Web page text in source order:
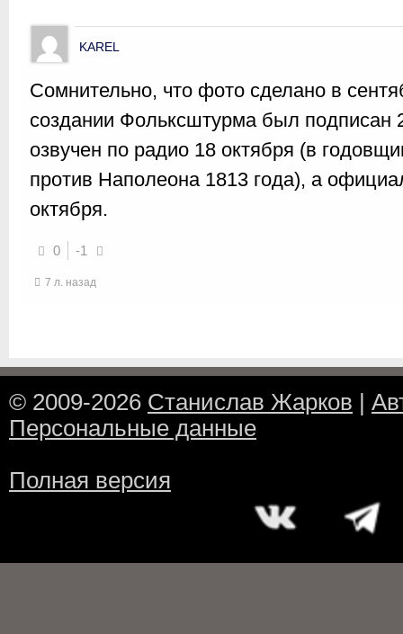
KAREL
Сомнительно, что фото сделано в
создании Фольксштурма был подписан
озвучен по радио 18 октября (в
против Наполеона 1813 года), а
октября.
0 -1
7 л. назад
© 2009-2026 Станислав Жарков
Персональные данные
Полная версия